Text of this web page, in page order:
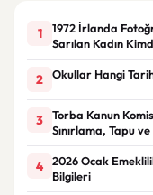
1
1972 İrlanda
Sarılan Kadın
2 Okullar Hangi
3
Torba Kanun
Sınırlama, Tapu
4
2026 Ocak
Bilgileri